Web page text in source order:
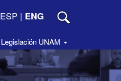
ESP | ENG
Legislación UNAM